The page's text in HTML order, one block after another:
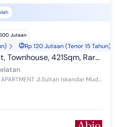
Jutaan
Rp 120 Jutaan (Tenor 15 Tahun)
421Sqm, Rare Unit
AVAILABLE FOR SALE BOTANICA APARTMENT Jl.Sultan Iskandar Muda No. 8 Kebayoran Lama, Jakarta Selatan THE ONLY TOWNHOUSE AVAILABLE Discover Your Dr...